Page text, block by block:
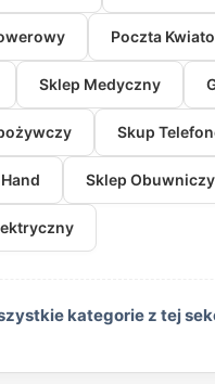
Poczta
Sklep Medyczny
Skup
Sklep Obuwniczy
kategorie z tej